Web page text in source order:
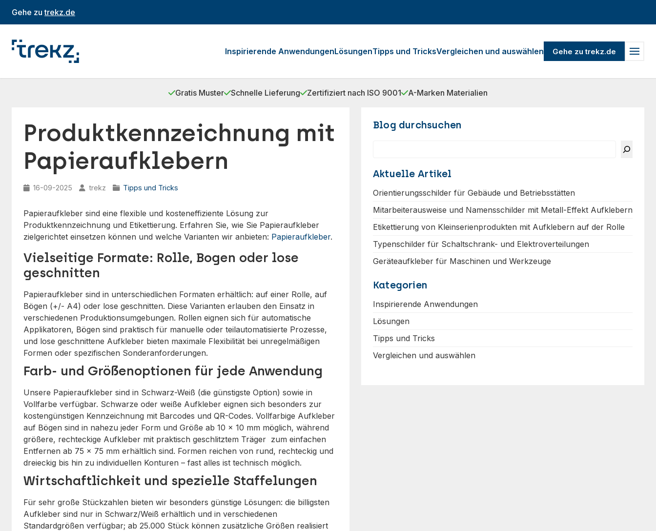
Gehe zutrekz.de
Inspirierende AnwendungenLösungenTipps und TricksVergleichen und auswählen Gehe zu trekz.de
Gratis Muster Schnelle Lieferung Zertifiziert nach ISO 9001 A-Marken Materialien
Produktkennzeichnung mit
Papieraufklebern
16-09-2025 trekz Tipps und Tricks
Papieraufkleber sind eine flexible und kosteneffiziente Lösung zur
Produktkennzeichnung und Etikettierung. Erfahren Sie, wie Sie Papieraufkleber
zielgerichtet einsetzen können und welche Varianten wir anbieten: Papieraufkleber.
Vielseitige Formate: Rolle, Bogen oder lose
geschnitten
Papieraufkleber sind in unterschiedlichen Formaten erhältlich: auf einer Rolle, auf
Bögen (+/- A4) oder lose geschnitten. Diese Varianten erlauben den Einsatz in
verschiedenen Produktionsumgebungen. Rollen eignen sich für automatische
Applikatoren, Bögen sind praktisch für manuelle oder teilautomatisierte Prozesse,
und lose geschnittene Aufkleber bieten maximale Flexibilität bei unregelmäßigen
Formen oder spezifischen Sonderanforderungen.
Farb- und Größenoptionen für jede Anwendung
Unsere Papieraufkleber sind in Schwarz-Weiß (die günstigste Option) sowie in
Vollfarbe verfügbar. Schwarze oder weiße Aufkleber eignen sich besonders zur
kostengünstigen Kennzeichnung mit Barcodes und QR-Codes. Vollfarbige Aufkleber
auf Bögen sind in nahezu jeder Form und Größe ab 10 x 10 mm möglich, während
größere, rechteckige Aufkleber mit praktisch geschlitztem Träger zum einfachen
Entfernen ab 75 x 75 mm erhältlich sind. Formen reichen von rund, rechteckig und
dreieckig bis hin zu individuellen Konturen – fast alles ist technisch möglich.
Wirtschaftlichkeit und spezielle Staffelungen
Für sehr große Stückzahlen bieten wir besonders günstige Lösungen: die billigsten
Aufkleber sind nur in Schwarz/Weiß erhältlich und in verschiedenen
Standardgrößen verfügbar; ab 25.000 Stück können zusätzliche Größen realisiert
Blog durchsuchen
Aktuelle Artikel
Orientierungsschilder für Gebäude und Betriebsstätten
Mitarbeiterausweise und Namensschilder mit Metall-Effekt Aufklebern
Etikettierung von Kleinserienprodukten mit Aufklebern auf der Rolle
Typenschilder für Schaltschrank- und Elektroverteilungen
Geräteaufkleber für Maschinen und Werkzeuge
Kategorien
Inspirierende Anwendungen
Lösungen
Tipps und Tricks
Vergleichen und auswählen